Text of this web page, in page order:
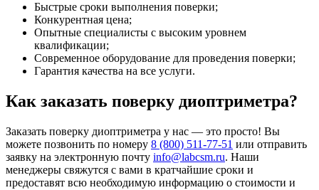
Быстрые сроки выполнения поверки;
Конкурентная цена;
Опытные специалисты с высоким уровнем
квалификации;
Современное оборудование для проведения поверки;
Гарантия качества на все услуги.
Как заказать поверку диоптриметра?
Заказать поверку диоптриметра у нас — это просто! Вы
можете позвонить по номеру 8 (800) 511-77-51 или отправить
заявку на электронную почту info@labcsm.ru. Наши
менеджеры свяжутся с вами в кратчайшие сроки и
предоставят всю необходимую информацию о стоимости и